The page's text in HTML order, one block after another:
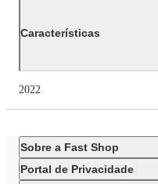
Características
2022
Sobre a Fast Shop
Portal de Privacidade